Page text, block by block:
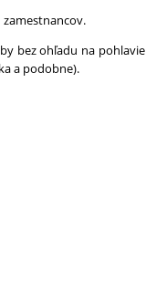
bez ohľadu na pohlavie
a podobne).